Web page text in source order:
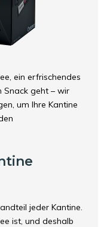
ein erfrischendes
Snack geht – wir
um Ihre Kantine
jeder Kantine.
ist, und deshalb